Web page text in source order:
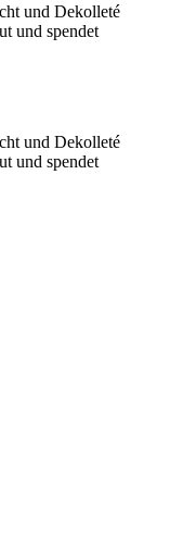
und Dekolleté
und spendet
und Dekolleté
und spendet